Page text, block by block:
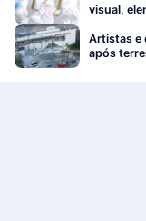
visual,
Artistas e
após